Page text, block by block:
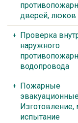
дверей, люков
Проверка
наружного
водопровода
Пожарные
Изготовление,
испытание